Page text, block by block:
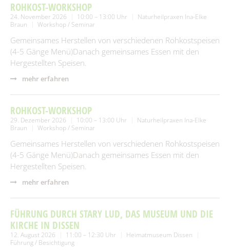
ROHKOST-WORKSHOP
24. November 2026 10:00 – 13:00 Uhr
Naturheilpraxen Ina-Elke
Braun
Workshop / Seminar
Gemeinsames Herstellen von verschiedenen Rohkostspeisen
(4-5 Gänge Menü)Danach gemeinsames Essen mit den
Hergestellten Speisen.
mehr erfahren
ROHKOST-WORKSHOP
29. Dezember 2026 10:00 – 13:00 Uhr
Naturheilpraxen Ina-Elke
Braun
Workshop / Seminar
Gemeinsames Herstellen von verschiedenen Rohkostspeisen
(4-5 Gänge Menü)Danach gemeinsames Essen mit den
Hergestellten Speisen.
mehr erfahren
FÜHRUNG DURCH STARY LUD, DAS MUSEUM UND DIE
KIRCHE IN DISSEN
12. August 2026 11:00 – 12:30 Uhr
Heimatmuseum Dissen
Führung / Besichtigung